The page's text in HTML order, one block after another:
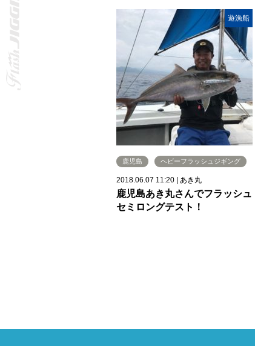
遊漁船
鹿児島 ヘビーフラッシュジギング
2018.06.07 11:20 あき丸
鹿児島あき丸さんでフラッシュ
セミロングテスト！